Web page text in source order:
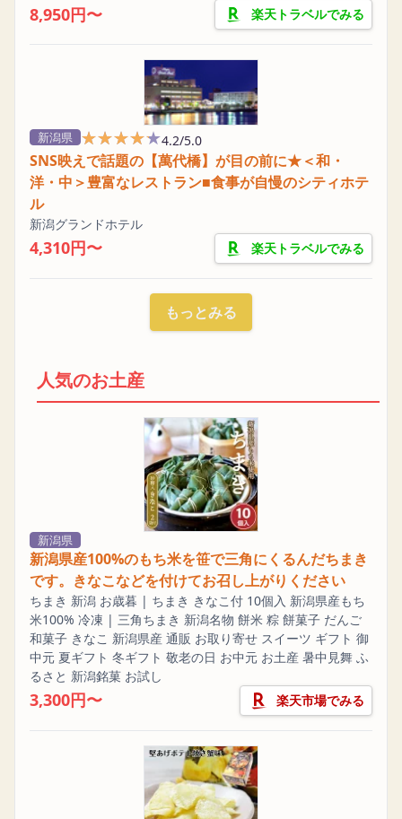
8,950円〜 楽天トラベルでみる
新潟県 ★★★★★
★★★★★4.2/5.0
SNS映えで話題の【萬代橋】が目の前に★＜和・
洋・中＞豊富なレストラン■食事が自慢のシティホテ
ル
新潟グランドホテル
4,310円〜 楽天トラベルでみる
もっとみる
人気のお土産
新潟県
新潟県産100%のもち米を笹で三角にくるんだちまき
です。きなこなどを付けてお召し上がりください
ちまき 新潟 お歳暮 | ちまき きなこ付 10個入 新潟県産もち
米100% 冷凍 | 三角ちまき 新潟名物 餅米 粽 餅菓子 だんご
和菓子 きなこ 新潟県産 通販 お取り寄せ スイーツ ギフト 御
中元 夏ギフト 冬ギフト 敬老の日 お中元 お土産 暑中見舞 ふ
るさと 新潟銘菓 お試し
3,300円〜 楽天市場でみる